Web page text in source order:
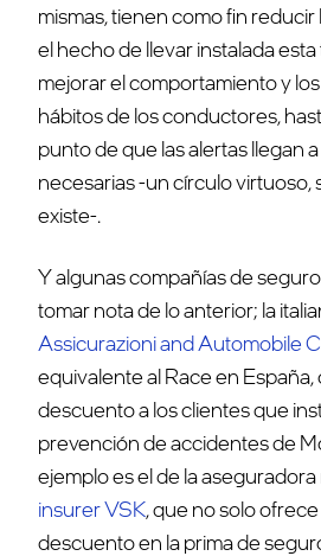
mismas, tienen como fin reducir
el hecho de llevar instalada
mejorar el comportamiento y los
hábitos de los conductores,
punto de que las alertas llegan
necesarias -un círculo virtuoso,
existe-.
Y algunas compañías de
tomar nota de lo anterior; la
Assicurazioni and Automobile
equivalente al Race en
descuento a los clientes que
prevención de accidentes de
ejemplo es el de la aseguradora
insurer VSK, que no solo
descuento en la prima de